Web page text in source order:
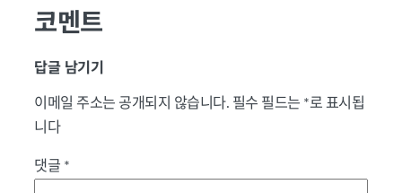
코멘트
답글 남기기
이메일 주소는 공개되지 않습니다. 필수 필드는 *로 표시됩
니다
댓글 *